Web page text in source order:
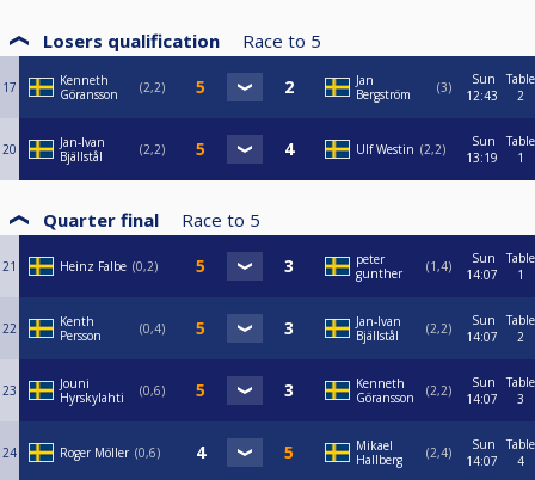
Losers qualification Race to 5
17
Kenneth
Göransson
2,2
Jan
Bergström
3
Sun
12:43
Table
2
20
Jan-Ivan
Bjällstål
2,2 Ulf Westin 2,2
Sun
13:19
Table
1
Quarter final Race to 5
21 Heinz Falbe 0,2
peter
gunther
1,4
Sun
14:07
Table
1
22
Kenth
Persson
0,4
Jan-Ivan
Bjällstål
2,2
Sun
14:07
Table
2
23
Jouni
Hyrskylahti
0,6
Kenneth
Göransson
2,2
Sun
14:07
Table
3
24 Roger Möller 0,6
Mikael
Hallberg
2,4
Sun
14:07
Table
4